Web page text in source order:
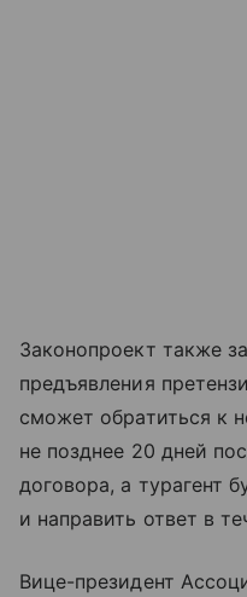
Законопроект также
предъявления
сможет обратиться к
не позднее 20 дней
договора, а турагент
и направить ответ в
Вице-президент